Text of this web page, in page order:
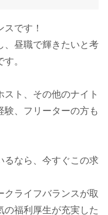
です！
、昼職で輝きたいと考
。
ト、その他のナイト
験、フリーターの方も
るなら、今すぐこの求
クライフバランスが取
の福利厚生が充実した